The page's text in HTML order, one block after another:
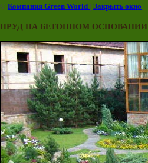
© Компания Green World | Закрыть окно
ПРУД НА БЕТОННОМ ОСНОВАНИИ